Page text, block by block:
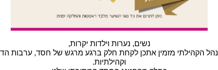
נשים, נערות וילדות יקרות,
הקהילתי מזמין אתכן לקחת חלק ברגע מרגש של חסד, ערבות
וקהילתיות.